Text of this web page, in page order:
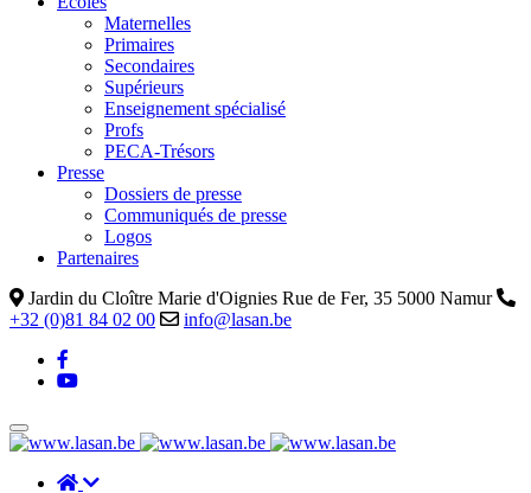
Maternelles
Primaires
Secondaires
Supérieurs
Enseignement spécialisé
Profs
PECA-Trésors
Presse
Dossiers de presse
Communiqués de presse
Logos
Partenaires
Jardin du Cloître Marie d'Oignies Rue de Fer, 35 5000 Namur
+32 (0)81 84 02 00
info@lasan.be